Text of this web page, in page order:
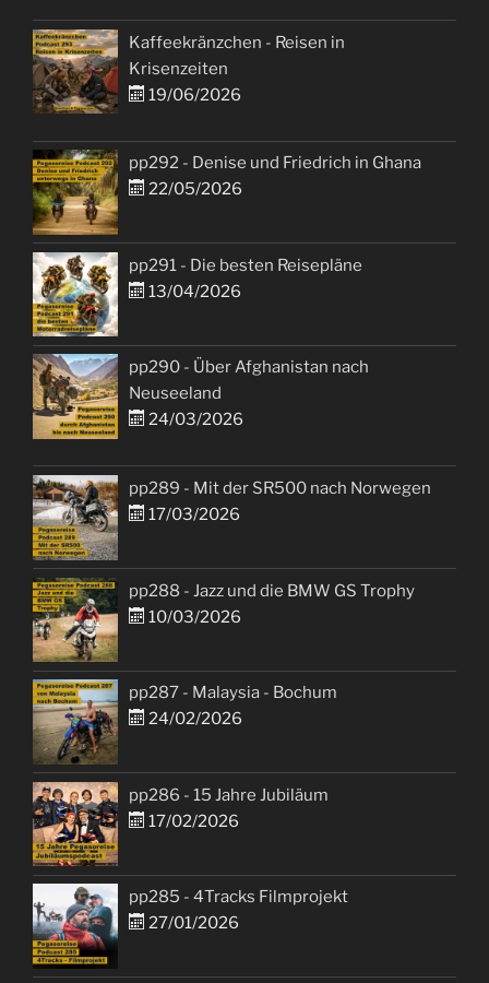
Kaffeekränzchen - Reisen in
Krisenzeiten
19/06/2026
pp292 - Denise und Friedrich in Ghana
22/05/2026
pp291 - Die besten Reisepläne
13/04/2026
pp290 - Über Afghanistan nach
Neuseeland
24/03/2026
pp289 - Mit der SR500 nach Norwegen
17/03/2026
pp288 - Jazz und die BMW GS Trophy
10/03/2026
pp287 - Malaysia - Bochum
24/02/2026
pp286 - 15 Jahre Jubiläum
17/02/2026
pp285 - 4Tracks Filmprojekt
27/01/2026